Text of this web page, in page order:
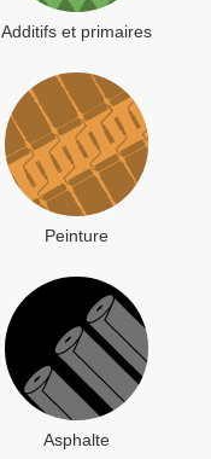
Additifs et primaires
Peinture
Asphalte